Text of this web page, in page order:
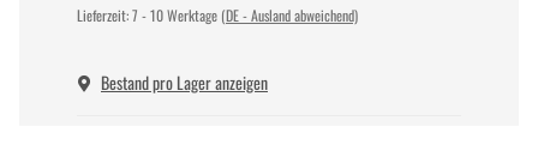
Lieferzeit:7 - 10 Werktage (DE - Ausland abweichend)
Bestand pro Lager anzeigen